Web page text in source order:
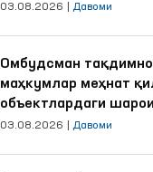
03.08.2026 Давоми
Омбудсман
маҳкумлар меҳнат
объектлардаги
яхшиланди
03.08.2026 Давоми